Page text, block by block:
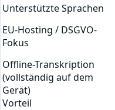
Unterstützte Sprachen
EU-Hosting / DSGVO-
Fokus
Offline-Transkription
(vollständig auf dem
Gerät)
Vorteil